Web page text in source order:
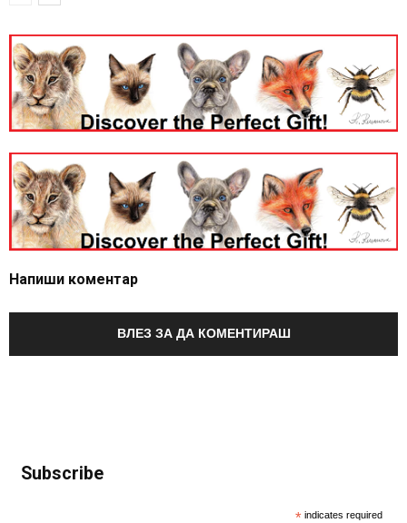
Напиши коментар
ВЛЕЗ ЗА ДА КОМЕНТИРАШ
Subscribe
* indicates required